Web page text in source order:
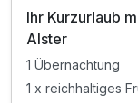
202Ihr Kurzurlaub
Alster
1 Übernachtung
1 x reichhaltiges